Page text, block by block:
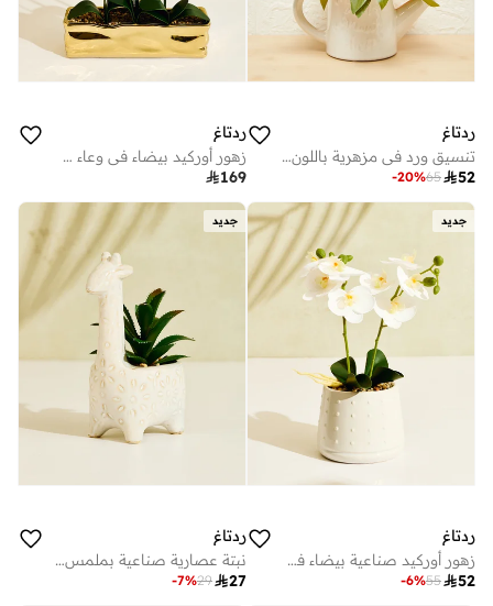
ردتاغ
تنسيق ورد في مزهرية باللون البرتقالي
52
65
-20%
ردتاغ
زهور أوركيد بيضاء في وعاء سيراميك ذهبي
169
جديد
ردتاغ
زهور أوركيد صناعية بيضاء في أصيص سيراميك
52
55
-6%
جديد
ردتاغ
نبتة عصارية صناعية بملمس بارز في أصيص على شكل زرافة باللون البيج
27
29
-7%